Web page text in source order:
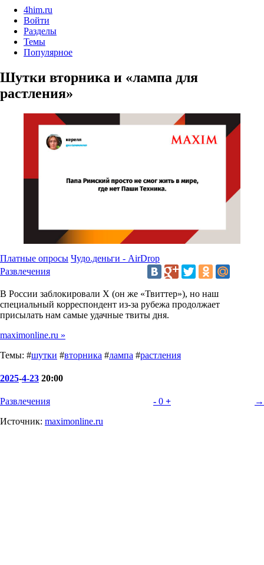
4him.ru
Войти
Разделы
Темы
Популярное
Шутки вторника и «лампа для
растления»
Платные опросы Чудо.деньги - AirDrop
Развлечения
В России заблокировали X (он же «Твиттер»), но наш
специальный корреспондент из-за рубежа продолжает
присылать нам самые удачные твиты дня.
maximonline.ru »
Темы: #шутки #вторника #лампа #растления
2025-4-23 20:00
Развлечения - 0 +
→
Источник: maximonline.ru